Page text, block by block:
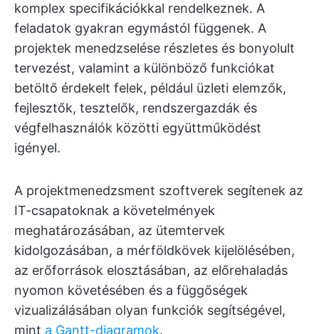
komplex specifikációkkal rendelkeznek. A
feladatok gyakran egymástól függenek. A
projektek menedzselése részletes és bonyolult
tervezést, valamint a különböző funkciókat
betöltő érdekelt felek, például üzleti elemzők,
fejlesztők, tesztelők, rendszergazdák és
végfelhasználók közötti együttműködést
igényel.
A projektmenedzsment szoftverek segítenek az
IT-csapatoknak a követelmények
meghatározásában, az ütemtervek
kidolgozásában, a mérföldkövek kijelölésében,
az erőforrások elosztásában, az előrehaladás
nyomon követésében és a függőségek
vizualizálásában olyan funkciók segítségével,
mint a Gantt-diagramok.